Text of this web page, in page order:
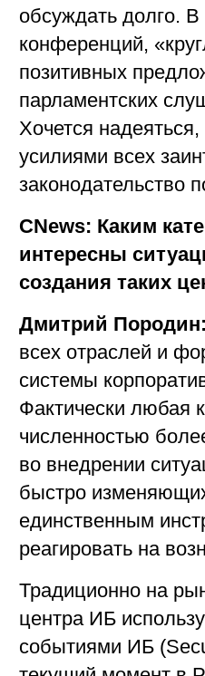
обсуждать долго.
конференций,
позитивных
парламентских
Хочется
усилиями всех
законодательство
CNews: Каким
интересны
создания таких
Дмитрий
всех отраслей и
системы
Фактически любая
численностью
во внедрении
быстро
единственным
реагировать на
Традиционно на
центра ИБ
событиями ИБ